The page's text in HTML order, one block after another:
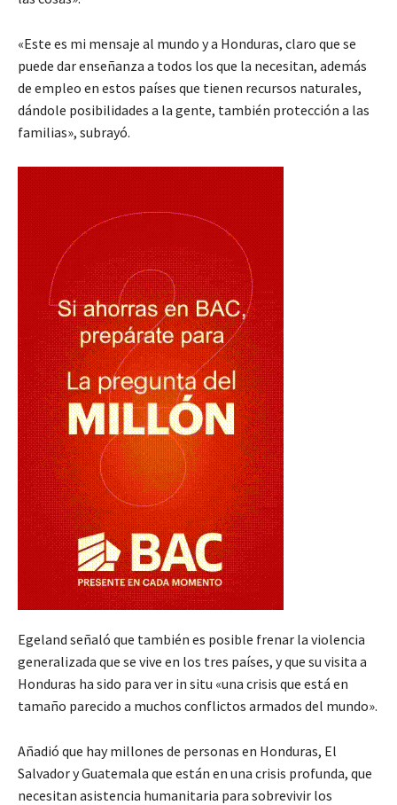
«Este es mi mensaje al mundo y a Honduras, claro que se
puede dar enseñanza a todos los que la necesitan, además
de empleo en estos países que tienen recursos naturales,
dándole posibilidades a la gente, también protección a las
familias», subrayó.
Egeland señaló que también es posible frenar la violencia
generalizada que se vive en los tres países, y que su visita a
Honduras ha sido para ver in situ «una crisis que está en
tamaño parecido a muchos conflictos armados del mundo».
Añadió que hay millones de personas en Honduras, El
Salvador y Guatemala que están en una crisis profunda, que
necesitan asistencia humanitaria para sobrevivir los